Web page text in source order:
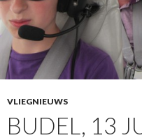
VLIEGNIEUWS
BUDEL, 13